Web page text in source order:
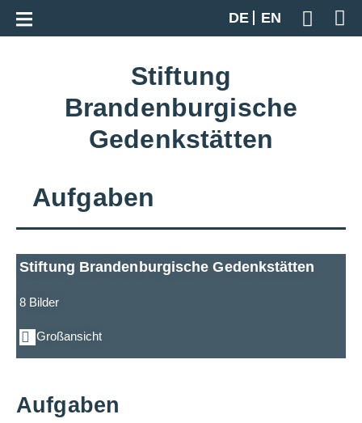
DE
EN
Geben
Zur Gesamtübersicht
Stiftung
Brandenburgische
Gedenkstätten
Aufgaben
Stiftung Brandenburgische Gedenkstätten
8 Bilder
Großansicht
Aufgaben